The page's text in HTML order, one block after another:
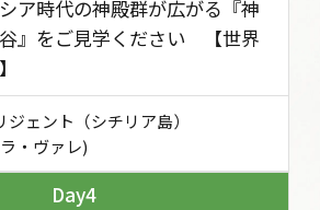
ア時代の神殿群が広がる『神
』をご見学ください 【世界
ジェント（シチリア島）
・ヴァレ)
4